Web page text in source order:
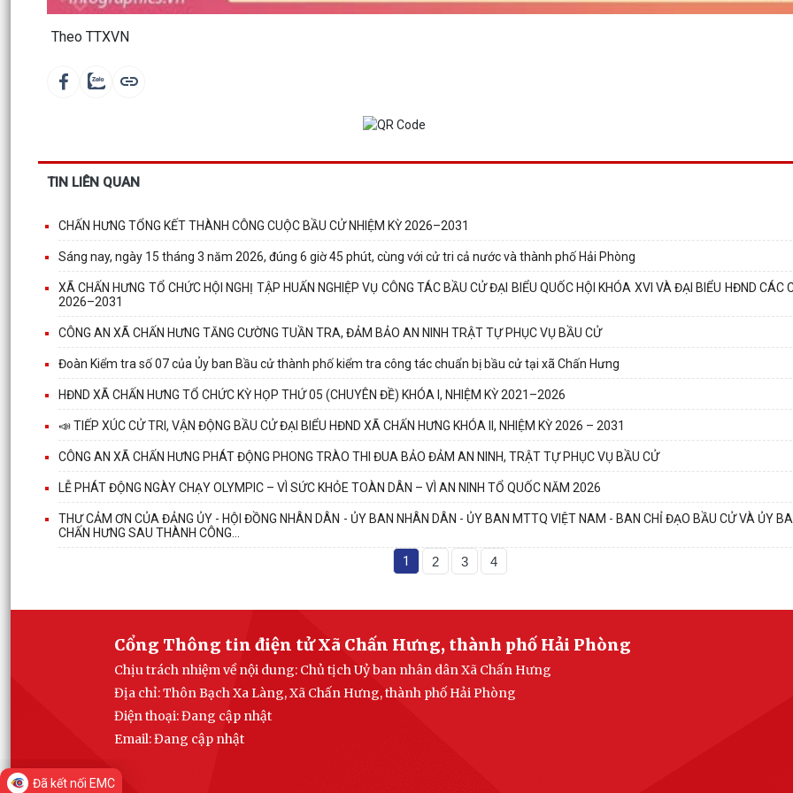
Theo TTXVN
TIN LIÊN QUAN
CHẤN HƯNG TỔNG KẾT THÀNH CÔNG CUỘC BẦU CỬ NHIỆM KỲ 2026–2031
Sáng nay, ngày 15 tháng 3 năm 2026, đúng 6 giờ 45 phút, cùng với cử tri cả nước và thành phố Hải Phòng
XÃ CHẤN HƯNG TỔ CHỨC HỘI NGHỊ TẬP HUẤN NGHIỆP VỤ CÔNG TÁC BẦU CỬ ĐẠI BIỂU QUỐC HỘI KHÓA XVI VÀ ĐẠI BIỂU HĐND CÁC
2026–2031
CÔNG AN XÃ CHẤN HƯNG TĂNG CƯỜNG TUẦN TRA, ĐẢM BẢO AN NINH TRẬT TỰ PHỤC VỤ BẦU CỬ
Đoàn Kiểm tra số 07 của Ủy ban Bầu cử thành phố kiểm tra công tác chuẩn bị bầu cử tại xã Chấn Hưng
HĐND XÃ CHẤN HƯNG TỔ CHỨC KỲ HỌP THỨ 05 (CHUYÊN ĐỀ) KHÓA I, NHIỆM KỲ 2021–2026
📣 TIẾP XÚC CỬ TRI, VẬN ĐỘNG BẦU CỬ ĐẠI BIỂU HĐND XÃ CHẤN HƯNG KHÓA II, NHIỆM KỲ 2026 – 2031
CÔNG AN XÃ CHẤN HƯNG PHÁT ĐỘNG PHONG TRÀO THI ĐUA BẢO ĐẢM AN NINH, TRẬT TỰ PHỤC VỤ BẦU CỬ
LỄ PHÁT ĐỘNG NGÀY CHẠY OLYMPIC – VÌ SỨC KHỎE TOÀN DÂN – VÌ AN NINH TỔ QUỐC NĂM 2026
THƯ CẢM ƠN CỦA ĐẢNG ỦY - HỘI ĐỒNG NHÂN DÂN - ỦY BAN NHÂN DÂN - ỦY BAN MTTQ VIỆT NAM - BAN CHỈ ĐẠO BẦU CỬ VÀ ỦY
CHẤN HƯNG SAU THÀNH CÔNG...
1 2 3 4
Cổng Thông tin điện tử Xã Chấn Hưng, thành phố Hải Phòng
Chịu trách nhiệm về nội dung: Chủ tịch Uỷ ban nhân dân Xã Chấn Hưng
Địa chỉ: Thôn Bạch Xa Làng, Xã Chấn Hưng, thành phố Hải Phòng
Điện thoại: Đang cập nhật
Email:Đang cập nhật
Đã kết nối EMC